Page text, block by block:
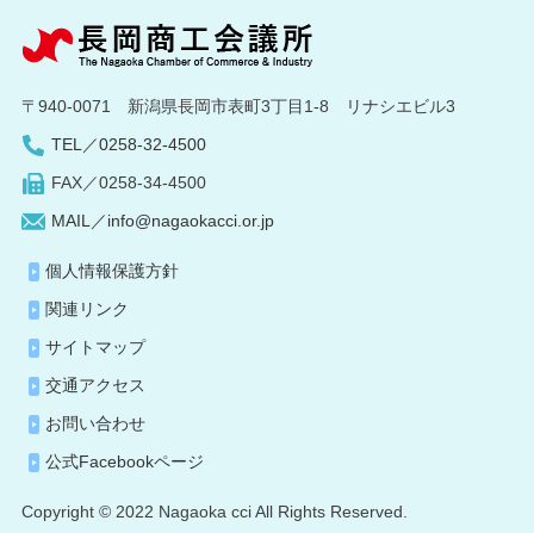
〒940-0071 新潟県長岡市表町3丁目1-8 リナシエビル3
TEL／0258-32-4500
FAX／0258-34-4500
MAIL／info@nagaokacci.or.jp
個人情報保護方針
関連リンク
サイトマップ
交通アクセス
お問い合わせ
公式Facebookページ
Copyright © 2022 Nagaoka cci All Rights Reserved.